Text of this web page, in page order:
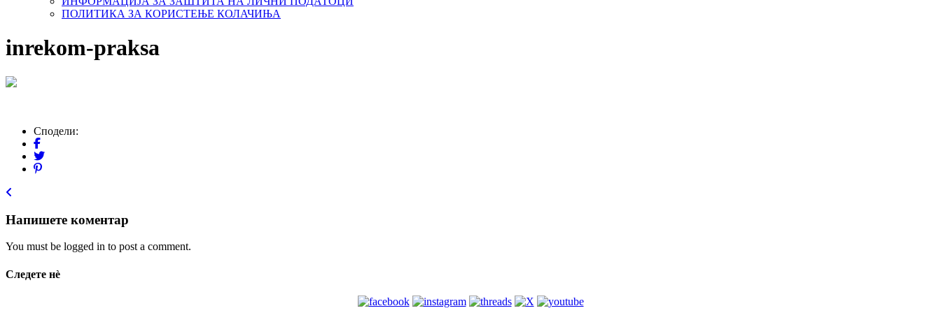
ПОЛИТИКА ЗА КОРИСТЕЊЕ КОЛАЧИЊА
inrekom-praksa
Сподели:
Напишете коментар
You must be logged in to post a comment.
Следете нѐ